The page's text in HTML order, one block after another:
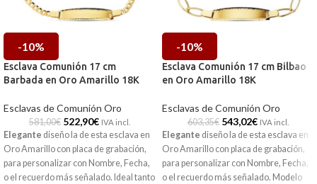
-10%
Esclava Comunión 17 cm
Barbada en Oro Amarillo 18K
Esclavas de Comunión Oro
581,00€ 522,90€ IVA incl.
Elegante diseño la de esta esclava en
Oro Amarillo con placa de grabación,
para personalizar con Nombre, Fecha,
o el recuerdo más señalado. Ideal tanto
-10%
Esclava Comunión 17 cm Bilbao
en Oro Amarillo 18K
Esclavas de Comunión Oro
603,35€ 543,02€ IVA incl.
Elegante diseño la de esta esclava en
Oro Amarillo con placa de grabación,
para personalizar con Nombre, Fecha,
o el recuerdo más señalado. Modelo